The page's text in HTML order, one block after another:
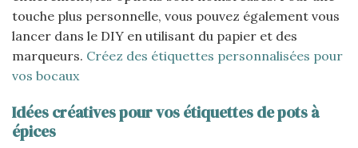
touche plus personnelle, vous pouvez également vous
lancer dans le DIY en utilisant du papier et des
marqueurs. Créez des étiquettes personnalisées pour
vos bocaux
Idées créatives pour vos étiquettes de pots à
épices